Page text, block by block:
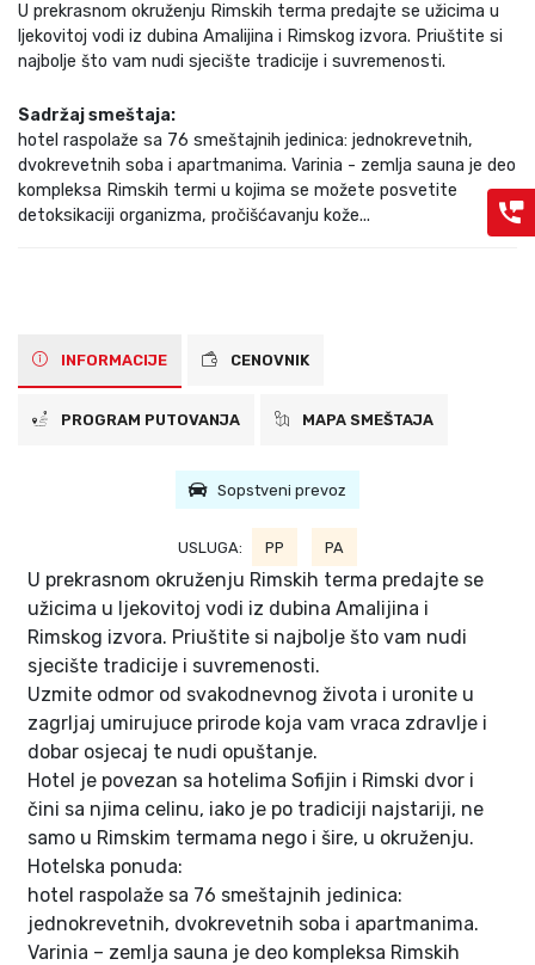
U prekrasnom okruženju Rimskih terma predajte se užicima u
ljekovitoj vodi iz dubina Amalijina i Rimskog izvora. Priuštite si
najbolje što vam nudi sjecište tradicije i suvremenosti.
Sadržaj smeštaja:
hotel raspolaže sa 76 smeštajnih jedinica: jednokrevetnih,
dvokrevetnih soba i apartmanima. Varinia - zemlja sauna je deo
kompleksa Rimskih termi u kojima se možete posvetite
detoksikaciji organizma, pročišćavanju kože...
INFORMACIJE CENOVNIK
PROGRAM PUTOVANJA MAPA SMEŠTAJA
Sopstveni prevoz
USLUGA: PP PA
U prekrasnom okruženju Rimskih terma predajte se
užicima u ljekovitoj vodi iz dubina Amalijina i
Rimskog izvora. Priuštite si najbolje što vam nudi
sjecište tradicije i suvremenosti.
Uzmite odmor od svakodnevnog života i uronite u
zagrljaj umirujuce prirode koja vam vraca zdravlje i
dobar osjecaj te nudi opuštanje.
Hotel je povezan sa hotelima Sofijin i Rimski dvor i
čini sa njima celinu, iako je po tradiciji najstariji, ne
samo u Rimskim termama nego i šire, u okruženju.
Hotelska ponuda:
hotel raspolaže sa 76 smeštajnih jedinica:
jednokrevetnih, dvokrevetnih soba i apartmanima.
Varinia – zemlja sauna je deo kompleksa Rimskih